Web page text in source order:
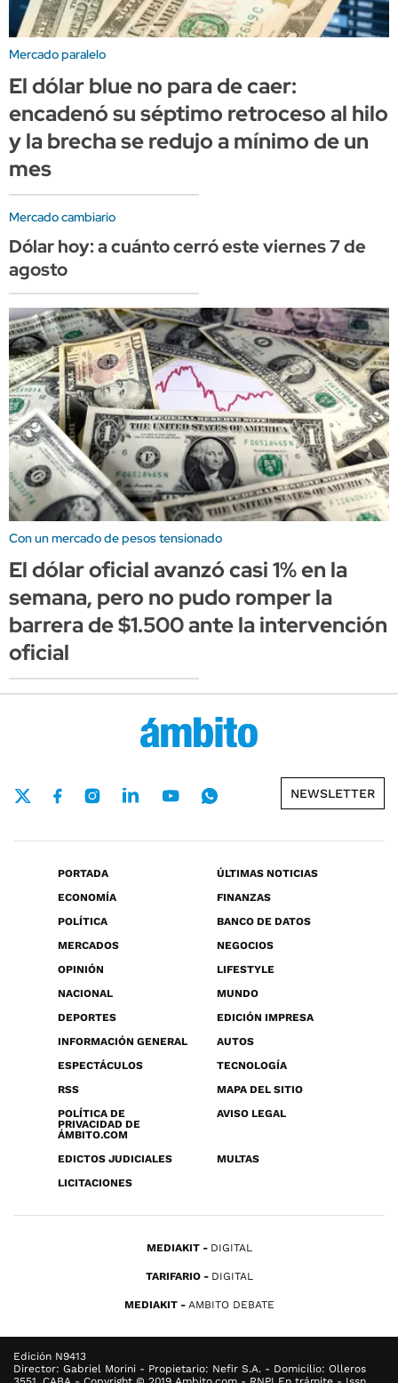
Mercado paralelo
El dólar blue no para de caer:
encadenó su séptimo retroceso al hilo
y la brecha se redujo a mínimo de un
mes
Mercado cambiario
Dólar hoy: a cuánto cerró este viernes 7 de
agosto
Con un mercado de pesos tensionado
El dólar oficial avanzó casi 1% en la
semana, pero no pudo romper la
barrera de $1.500 ante la intervención
oficial
NEWSLETTER
PORTADA
ÚLTIMAS NOTICIAS
ECONOMÍA
FINANZAS
POLÍTICA
BANCO DE DATOS
MERCADOS
NEGOCIOS
OPINIÓN
LIFESTYLE
NACIONAL
MUNDO
DEPORTES
EDICIÓN IMPRESA
INFORMACIÓN GENERAL
AUTOS
ESPECTÁCULOS
TECNOLOGÍA
RSS
MAPA DEL SITIO
POLÍTICA DE
PRIVACIDAD DE
ÁMBITO.COM
AVISO LEGAL
EDICTOS JUDICIALES
MULTAS
LICITACIONES
MEDIAKIT DIGITAL
TARIFARIO DIGITAL
MEDIAKIT AMBITO DEBATE
Edición N9413
Director: Gabriel Morini - Propietario: Nefir S.A. - Domicilio: Olleros